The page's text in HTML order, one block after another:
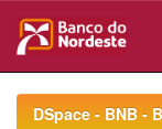
navigationDSpace - BNB -